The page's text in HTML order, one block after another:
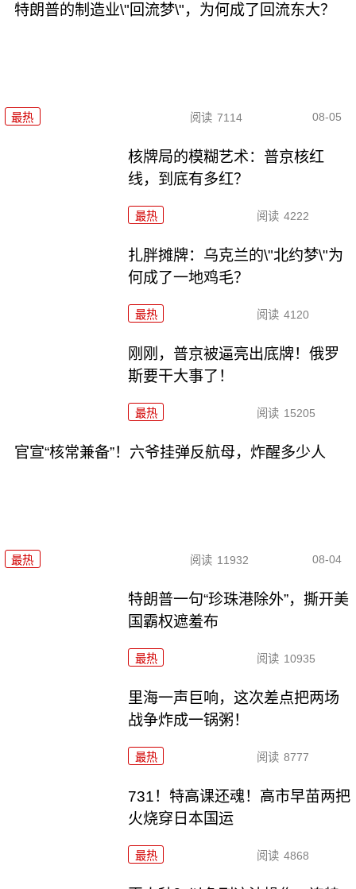
特朗普的制造业\"回流梦\"，为何成了回流东大？
最热 阅读 7114 08-05
核牌局的模糊艺术：普京核红
线，到底有多红？
最热 阅读 4222
扎胖摊牌：乌克兰的\"北约梦\"为
何成了一地鸡毛？
最热 阅读 4120
刚刚，普京被逼亮出底牌！俄罗
斯要干大事了！
最热 阅读 15205
官宣“核常兼备”！六爷挂弹反航母，炸醒多少人
最热 阅读 11932 08-04
特朗普一句“珍珠港除外”，撕开美
国霸权遮羞布
最热 阅读 10935
里海一声巨响，这次差点把两场
战争炸成一锅粥！
最热 阅读 8777
731！特高课还魂！高市早苗两把
火烧穿日本国运
最热 阅读 4868